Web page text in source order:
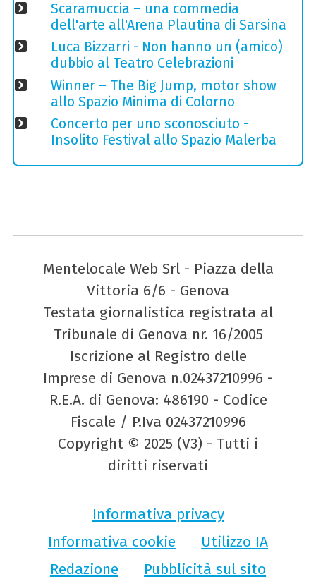
Scaramuccia – una commedia
dell'arte all'Arena Plautina di Sarsina
Luca Bizzarri - Non hanno un (amico)
dubbio al Teatro Celebrazioni
Winner – The Big Jump, motor show
allo Spazio Minima di Colorno
Concerto per uno sconosciuto -
Insolito Festival allo Spazio Malerba
Mentelocale Web Srl - Piazza della
Vittoria 6/6 - Genova
Testata giornalistica registrata al
Tribunale di Genova nr. 16/2005
Iscrizione al Registro delle
Imprese di Genova n.02437210996 -
R.E.A. di Genova: 486190 - Codice
Fiscale / P.Iva 02437210996
Copyright © 2025 (V3) - Tutti i
diritti riservati
Informativa privacy
Informativa cookie
Utilizzo IA
Redazione
Pubblicità sul sito